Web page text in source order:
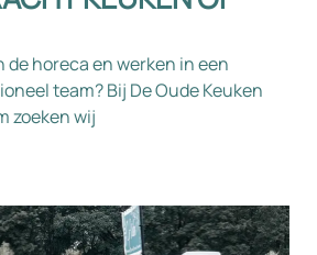
de horeca en werken in een
team? Bij De Oude Keuken
zoeken wij